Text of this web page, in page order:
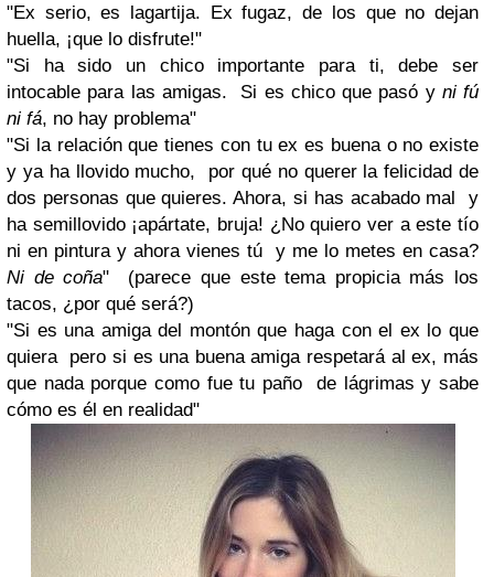
"Ex serio, es lagartija. Ex fugaz, de los que no dejan
huella, ¡que lo disfrute!"
"Si ha sido un chico importante para ti, debe ser
intocable para las amigas. Si es chico que pasó y ni fú
ni fá, no hay problema"
"Si la relación que tienes con tu ex es buena o no existe
y ya ha llovido mucho, por qué no querer la felicidad de
dos personas que quieres. Ahora, si has acabado mal y
ha semillovido ¡apártate, bruja! ¿No quiero ver a este tío
ni en pintura y ahora vienes tú y me lo metes en casa?
Ni de coña" (parece que este tema propicia más los
tacos, ¿por qué será?)
"Si es una amiga del montón que haga con el ex lo que
quiera pero si es una buena amiga respetará al ex, más
que nada porque como fue tu paño de lágrimas y sabe
cómo es él en realidad"